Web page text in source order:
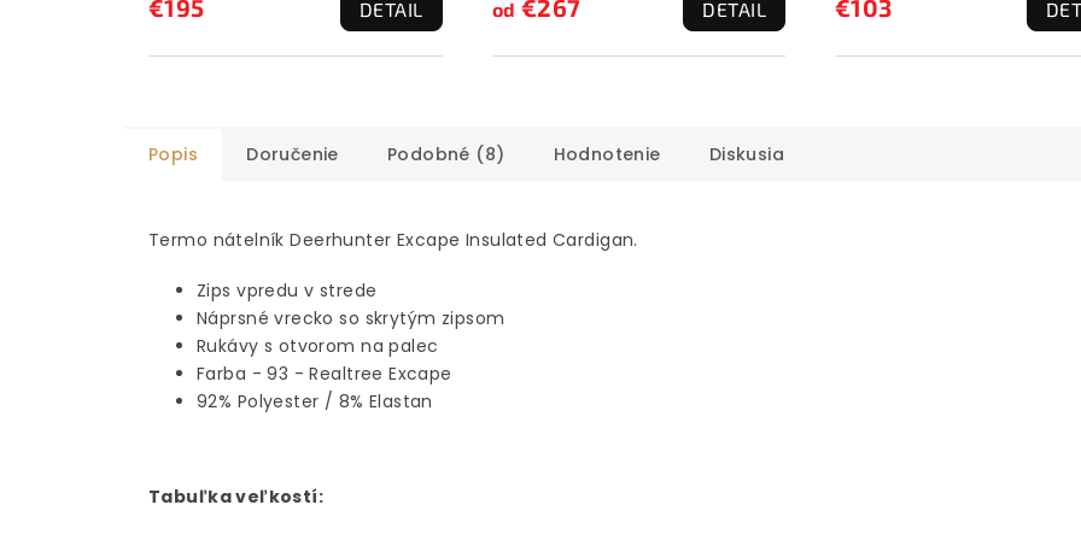
€195 DETAIL od €267 DETAIL €103
Popis Doručenie Podobné (8) Hodnotenie Diskusia
Termo nátelník Deerhunter Excape Insulated Cardigan.
Zips vpredu v strede
Náprsné vrecko so skrytým zipsom
Rukávy s otvorom na palec
Farba - 93 - Realtree Excape
92% Polyester / 8% Elastan
Tabuľka veľkostí: